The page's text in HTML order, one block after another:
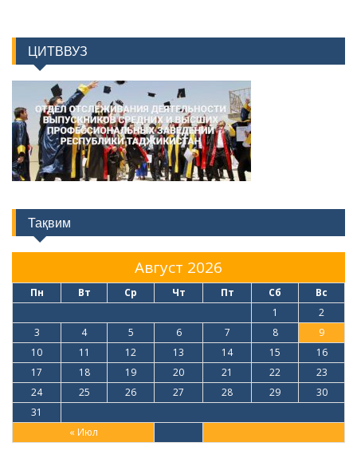
ЦИТВВУЗ
Тақвим
Август 2026
Пн Вт Ср Чт Пт Сб Вс
« Июл
1
2
3
4 5 6 7 8
9
10
11 12 13 14 15
16
17
18 19 20 21 22
23
24
25 26 27 28 29
30
31